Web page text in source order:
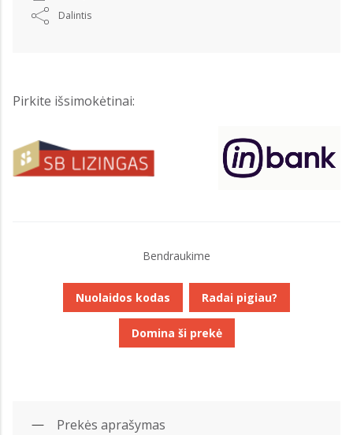
Dalintis
Pirkite išsimokėtinai:
Bendraukime
Nuolaidos kodas Radai pigiau?
Domina ši prekė
Prekės aprašymas